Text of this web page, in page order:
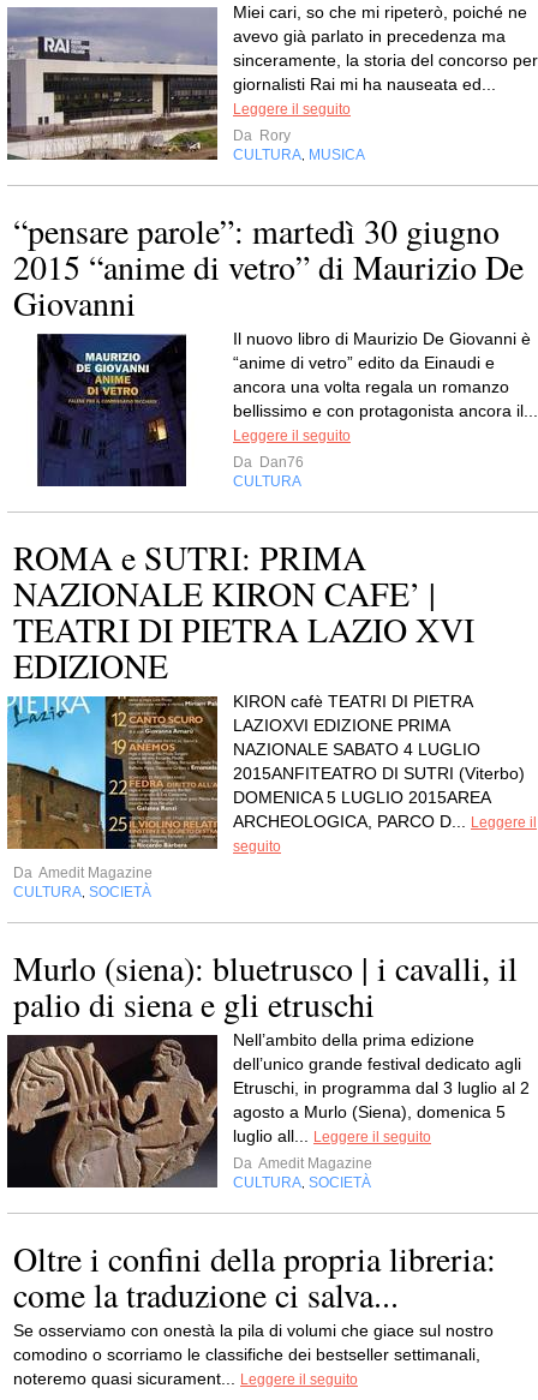
Miei cari, so che mi ripeterò, poiché ne
avevo già parlato in precedenza ma
sinceramente, la storia del concorso per
giornalisti Rai mi ha nauseata ed...
Leggere il seguito
Da Rory
CULTURA MUSICA
“pensare parole”: martedì 30 giugno
2015 “anime di vetro” di Maurizio De
Giovanni
Il nuovo libro di Maurizio De Giovanni è
“anime di vetro” edito da Einaudi e
ancora una volta regala un romanzo
bellissimo e con protagonista ancora il...
Leggere il seguito
Da Dan76
CULTURA
ROMA e SUTRI: PRIMA
NAZIONALE KIRON CAFE’ |
TEATRI DI PIETRA LAZIO XVI
EDIZIONE
KIRON cafè TEATRI DI PIETRA
LAZIOXVI EDIZIONE PRIMA
NAZIONALE SABATO 4 LUGLIO
2015ANFITEATRO DI SUTRI (Viterbo)
DOMENICA 5 LUGLIO 2015AREA
ARCHEOLOGICA, PARCO D...
Leggere il
seguito
Da Amedit Magazine
CULTURA SOCIETÀ
Murlo (siena): bluetrusco | i cavalli, il
palio di siena e gli etruschi
Nell’ambito della prima edizione
dell’unico grande festival dedicato agli
Etruschi, in programma dal 3 luglio al 2
agosto a Murlo (Siena), domenica 5
luglio all...
Leggere il seguito
Da Amedit Magazine
CULTURA SOCIETÀ
Oltre i confini della propria libreria:
come la traduzione ci salva...
Se osserviamo con onestà la pila di volumi che giace sul nostro
comodino o scorriamo le classifiche dei bestseller settimanali,
noteremo quasi sicurament...
Leggere il seguito